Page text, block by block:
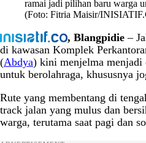
ramai jadi pilihan baru warga
(Foto: Fitria Maisir/
, Blangpidie–
di kawasan Komplek
(Abdya) kini menjelma menjadi
untuk berolahraga, khususnya
Rute yang membentang di
track jalan yang mulus dan
warga, terutama saat pagi dan